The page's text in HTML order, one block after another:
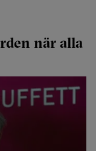
när alla